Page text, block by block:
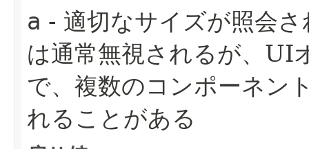
a - 適切なサイズが照会
は通常無視されるが、UI
で、複数のコンポーネン
れることがある